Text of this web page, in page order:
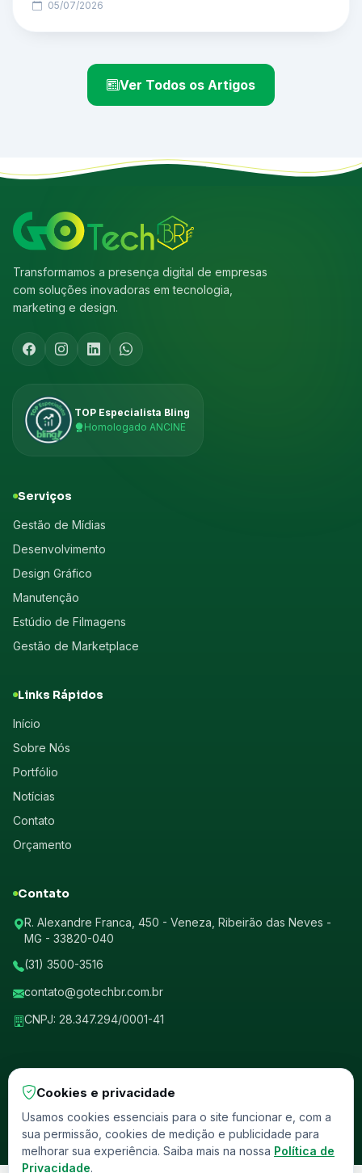
05/07/2026
Ver Todos os Artigos
Transformamos a presença digital de empresas
com soluções inovadoras em tecnologia,
marketing e design.
TOP Especialista Bling
Homologado ANCINE
Serviços
Gestão de Mídias
Desenvolvimento
Design Gráfico
Manutenção
Estúdio de Filmagens
Gestão de Marketplace
Links Rápidos
Início
Sobre Nós
Portfólio
Notícias
Contato
Orçamento
Contato
R. Alexandre Franca, 450 - Veneza, Ribeirão das Neves -
MG - 33820-040
(31) 3500-3516
contato@gotechbr.com.br
CNPJ: 28.347.294/0001-41
Política de PrivacidadeTermos de Uso Homologado ANCINE
Cookies e privacidade
Usamos cookies essenciais para o site funcionar e, com a
sua permissão, cookies de medição e publicidade para
melhorar sua experiência. Saiba mais na nossa Política de
Privacidade.